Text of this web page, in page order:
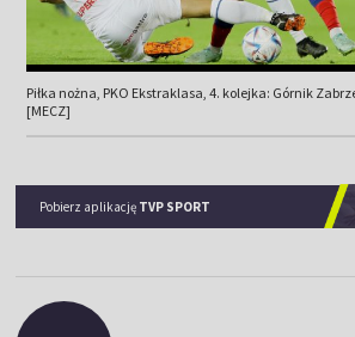
Piłka nożna, PKO Ekstraklasa, 4. kolejka: Górnik
[MECZ]
Pobierz aplikację TVP SPORT